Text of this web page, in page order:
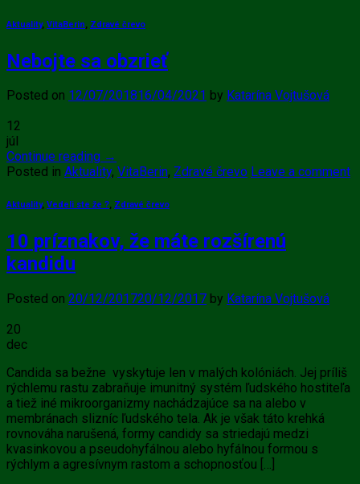
Aktuality, VitaBerin Zdravé črevo
Nebojte sa obzrieť
Posted on 12/07/201816/04/2021 by Katarína Vojtušová
12
júl
Continue reading →
Posted in Aktuality, VitaBerin, Zdravé črevo Leave a comment
Aktuality, Vedeli ste že ?, Zdravé črevo
10 príznakov, že máte rozšírenú
kandidu
Posted on 20/12/201720/12/2017 by Katarína Vojtušová
20
dec
Candida sa bežne vyskytuje len v malých kolóniách. Jej príliš
rýchlemu rastu zabraňuje imunitný systém ľudského hostiteľa
a tiež iné mikroorganizmy nachádzajúce sa na alebo v
membránach slizníc ľudského tela. Ak je však táto krehká
rovnováha narušená, formy candidy sa striedajú medzi
kvasinkovou a pseudohyfálnou alebo hyfálnou formou s
rýchlym a agresívnym rastom a schopnosťou […]